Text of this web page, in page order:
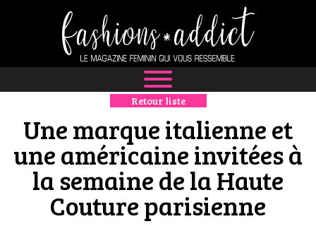
NEWS
MODE
LUXE
DÉFILÉS
Retour liste
Une marque italienne et
une américaine invitées à
la semaine de la Haute
Couture parisienne